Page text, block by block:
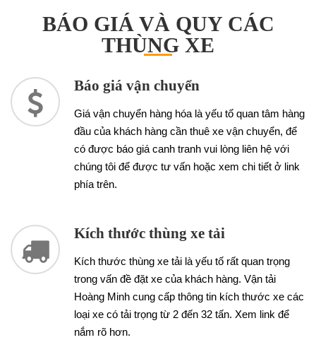
BÁO GIÁ VÀ QUY CÁC
THÙNG XE
Báo giá vận chuyển
Giá vận chuyển hàng hóa là yếu tố quan tâm hàng
đầu của khách hàng cần thuê xe vận chuyển, để
có được báo giá canh tranh vui lòng liên hệ với
chúng tôi để được tư vấn hoặc xem chi tiết ở link
phía trên.
Kích thước thùng xe tải
Kích thước thùng xe tải là yếu tố rất quan trọng
trong vấn đề đặt xe của khách hàng. Vận tải
Hoàng Minh cung cấp thông tin kích thước xe các
loại xe có tải trọng từ 2 đến 32 tấn. Xem link để
nắm rõ hơn.